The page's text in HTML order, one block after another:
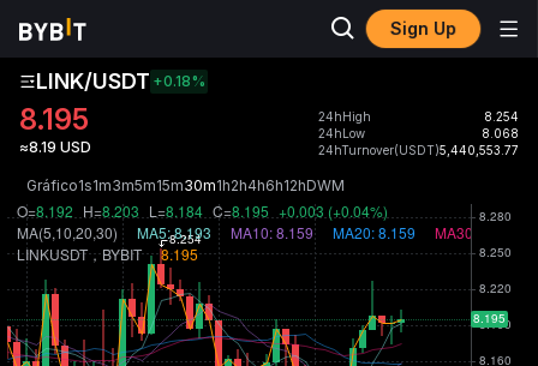
Sign Up
LINK/USDT +0.18%
8.195
≈8.19 USD
24hHigh
8.254
24hLow
8.068
24hTurnover(USDT)5,440,553.77
Gráfico1s1m3m5m15m30m1h2h4h6h12hDWM